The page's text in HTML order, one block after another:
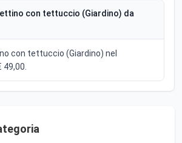
con tettuccio (Giardino) da
con tettuccio (Giardino) nel